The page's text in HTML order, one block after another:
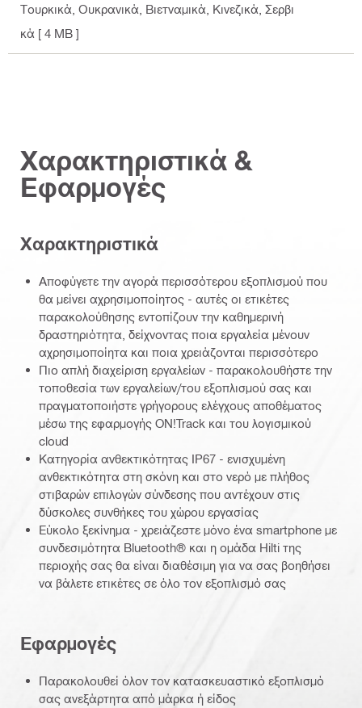
Τουρκικά, Ουκρανικά, Βιετναμικά, Κινεζικά, Σερβι
κά [ 4 MB ]
Χαρακτηριστικά &
Εφαρμογές
Χαρακτηριστικά
Αποφύγετε την αγορά περισσότερου εξοπλισμού που
θα μείνει αχρησιμοποίητος - αυτές οι ετικέτες
παρακολούθησης εντοπίζουν την καθημερινή
δραστηριότητα, δείχνοντας ποια εργαλεία μένουν
αχρησιμοποίητα και ποια χρειάζονται περισσότερο
Πιο απλή διαχείριση εργαλείων - παρακολουθήστε την
τοποθεσία των εργαλείων/του εξοπλισμού σας και
πραγματοποιήστε γρήγορους ελέγχους αποθέματος
μέσω της εφαρμογής ON!Track και του λογισμικού
cloud
Κατηγορία ανθεκτικότητας IP67 - ενισχυμένη
ανθεκτικότητα στη σκόνη και στο νερό με πλήθος
στιβαρών επιλογών σύνδεσης που αντέχουν στις
δύσκολες συνθήκες του χώρου εργασίας
Εύκολο ξεκίνημα - χρειάζεστε μόνο ένα smartphone με
συνδεσιμότητα Bluetooth® και η ομάδα Hilti της
περιοχής σας θα είναι διαθέσιμη για να σας βοηθήσει
να βάλετε ετικέτες σε όλο τον εξοπλισμό σας
Εφαρμογές
Παρακολουθεί όλον τον κατασκευαστικό εξοπλισμό
σας ανεξάρτητα από μάρκα ή είδος